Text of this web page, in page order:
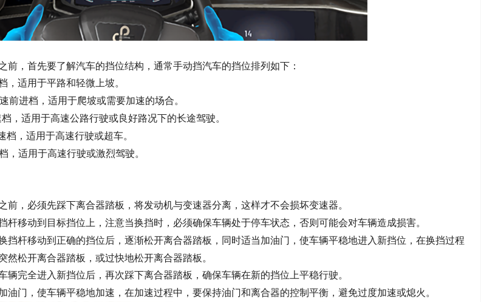
前，首先要了解汽车的挡位结构，通常手动挡汽车的挡位排列如下：
，适用于平路和轻微上坡。
前进档，适用于爬坡或需要加速的场合。
，适用于高速公路行驶或良好路况下的长途驾驶。
档，适用于高速行驶或超车。
，适用于高速行驶或激烈驾驶。
前，必须先踩下离合器踏板，将发动机与变速器分离，这样才不会损坏变速器。
杆移动到目标挡位上，注意当换挡时，必须确保车辆处于停车状态，否则可能会对车辆造成损害。
挡杆移动到正确的挡位后，逐渐松开离合器踏板，同时适当加油门，使车辆平稳地进入新挡位，在换挡过程
然松开离合器踏板，或过快地松开离合器踏板。
辆完全进入新挡位后，再次踩下离合器踏板，确保车辆在新的挡位上平稳行驶。
油门，使车辆平稳地加速，在加速过程中，要保持油门和离合器的控制平衡，避免过度加速或熄火。